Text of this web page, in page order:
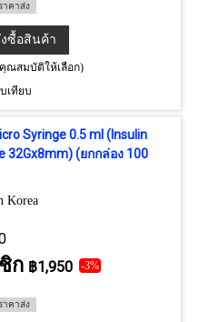
าคาส่ง
ซื้อสินค้า
ณสมบัติให้เลือก)
เทียบ
Syringe 0.5 ml (Insulin
32Gx8mm) (ยกกล่อง 100
Korea
ก ฿1,950 -3%
าคาส่ง